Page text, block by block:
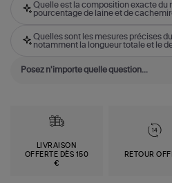
Quelle est la composition exacte du
pourcentage de laine et de
Quelles sont les mesures précises
notamment la longueur totale et le
LIVRAISON
OFFERTE DÈS 150
€
RETOUR